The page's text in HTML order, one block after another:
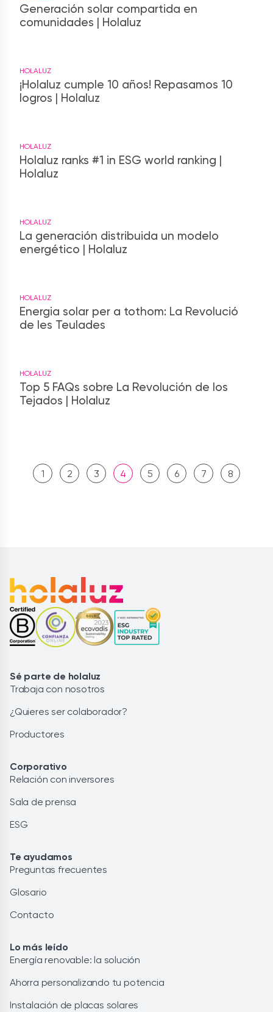
Generación solar compartida en
comunidades | Holaluz
HOLALUZ
¡Holaluz cumple 10 años! Repasamos 10
logros | Holaluz
HOLALUZ
Holaluz ranks #1 in ESG world ranking |
Holaluz
HOLALUZ
La generación distribuida un modelo
energético | Holaluz
HOLALUZ
Energia solar per a tothom: La Revolució
de les Teulades
HOLALUZ
Top 5 FAQs sobre La Revolución de los
Tejados | Holaluz
1 2 3 4 5 6 7 8
Sé parte de holaluz
Trabaja con nosotros
¿Quieres ser colaborador?
Productores
Corporativo
Relación con inversores
Sala de prensa
ESG
Te ayudamos
Preguntas frecuentes
Glosario
Contacto
Lo más leído
Energía renovable: la solución
Ahorra personalizando tu potencia
Instalación de placas solares